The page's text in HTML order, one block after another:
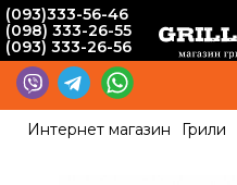
(093)333-56-46
(098) 333-26-55
(093) 333-26-56
Интернет магазин Грили